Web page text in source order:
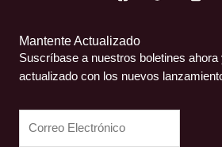
Mantente Actualizado
Suscríbase a nuestros boletines
actualizado con los nuevos